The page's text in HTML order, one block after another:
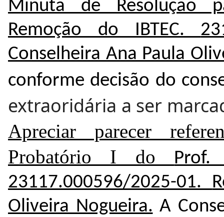
Minuta de Resolução
Remoção do IBTEC.
Conselheira Ana Paula
conforme decisão do
extraoridária a ser
Apreciar parecer
Probatório I do
23117.000596/2025-01.
Oliveira Nogueira. A